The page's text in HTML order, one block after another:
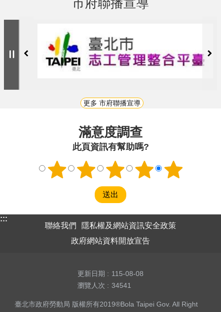
市府聯播宣導
更多 市府聯播宣導
滿意度調查
此頁資訊有幫助嗎?
:::
聯絡我們
隱私權及網站資訊安全政策
政府網站資料開放宣告
更新日期
115-08-08
瀏覽人次
34541
臺北市政府勞動局 版權所有2019®Bola Taipei Gov. All Right